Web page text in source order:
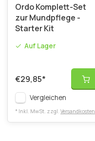
Ordo Komplett-Set
zur Mundpflege -
Starter Kit
Auf Lager
€29,85*
Vergleichen
* Inkl. MwSt. zzgl. Versandkosten